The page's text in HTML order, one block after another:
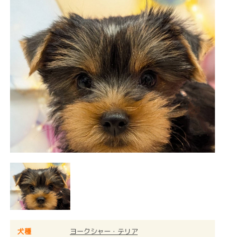
犬種
ヨークシャー・テリア